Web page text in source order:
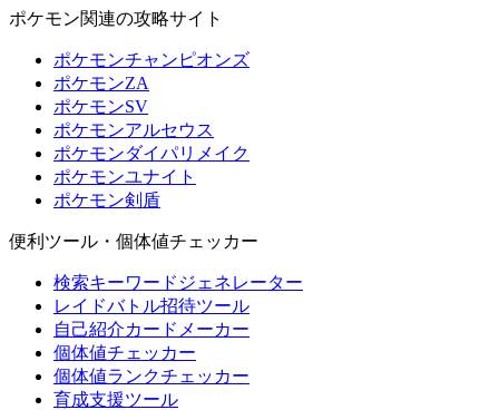
ポケモン関連の攻略サイト
ポケモンチャンピオンズ
ポケモンZA
ポケモンSV
ポケモンアルセウス
ポケモンダイパリメイク
ポケモンユナイト
ポケモン剣盾
便利ツール・個体値チェッカー
検索キーワードジェネレーター
レイドバトル招待ツール
自己紹介カードメーカー
個体値チェッカー
個体値ランクチェッカー
育成支援ツール